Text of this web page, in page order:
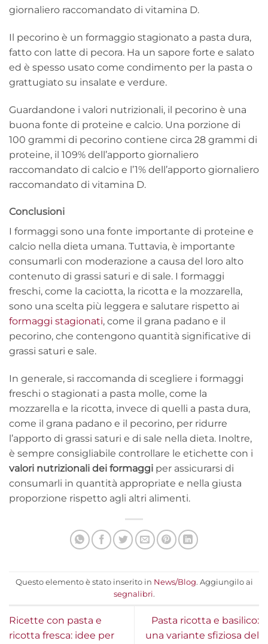
giornaliero raccomandato di vitamina D.
Il pecorino è un formaggio stagionato a pasta dura,
fatto con latte di pecora. Ha un sapore forte e salato
ed è spesso usato come condimento per la pasta o
grattugiato su insalate e verdure.
Guardandone i valori nutrizionali, il pecorino è una
buona fonte di proteine e calcio. Una porzione di
100 grammi di pecorino contiene circa 28 grammi di
proteine, il 109% dell’apporto giornaliero
raccomandato di calcio e l’1% dell’apporto giornaliero
raccomandato di vitamina D.
Conclusioni
I formaggi sono una fonte importante di proteine e
calcio nella dieta umana. Tuttavia, è importante
consumarli con moderazione a causa del loro alto
contenuto di grassi saturi e di sale. I formaggi
freschi, come la caciotta, la ricotta e la mozzarella,
sono una scelta più leggera e salutare rispetto ai
formaggi stagionati, come il grana padano e il
pecorino, che contengono quantità significative di
grassi saturi e sale.
In generale, si raccomanda di scegliere i formaggi
freschi o stagionati a pasta molle, come la
mozzarella e la ricotta, invece di quelli a pasta dura,
come il grana padano e il pecorino, per ridurre
l’apporto di grassi saturi e di sale nella dieta. Inoltre,
è sempre consigliabile controllare le etichette con i
valori nutrizionali dei formaggi per assicurarsi di
consumarli in quantità appropriate e nella giusta
proporzione rispetto agli altri alimenti.
Questo elemento è stato inserito in News/Blog. Aggiungilo ai
segnalibri.
Ricette con pasta e
ricotta fresca: idee per
Pasta ricotta e basilico:
una variante sfiziosa del